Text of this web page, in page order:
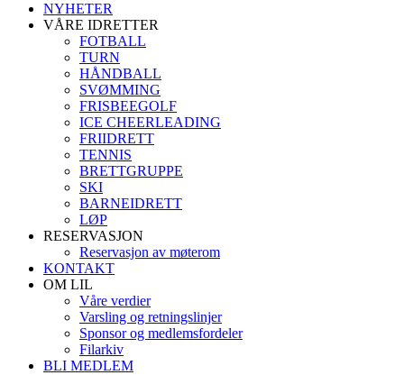
NYHETER
VÅRE IDRETTER
FOTBALL
TURN
HÅNDBALL
SVØMMING
FRISBEEGOLF
ICE CHEERLEADING
FRIIDRETT
TENNIS
BRETTGRUPPE
SKI
BARNEIDRETT
LØP
RESERVASJON
Reservasjon av møterom
KONTAKT
OM LIL
Våre verdier
Varsling og retningslinjer
Sponsor og medlemsfordeler
Filarkiv
BLI MEDLEM